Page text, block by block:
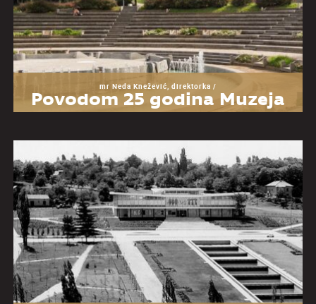
mr Neda Knežević, direktorka /
Povodom 25 godina Muzeja